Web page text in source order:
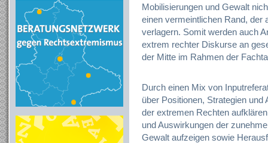
Mobilisierungen und Gewalt
einen vermeintlichen Rand, der
verlagern. Somit werden auch
extrem rechter Diskurse an
der Mitte im Rahmen der
Durch einen Mix von
über Positionen, Strategien
der extremen Rechten
und Auswirkungen der
Gewalt aufzeigen sowie